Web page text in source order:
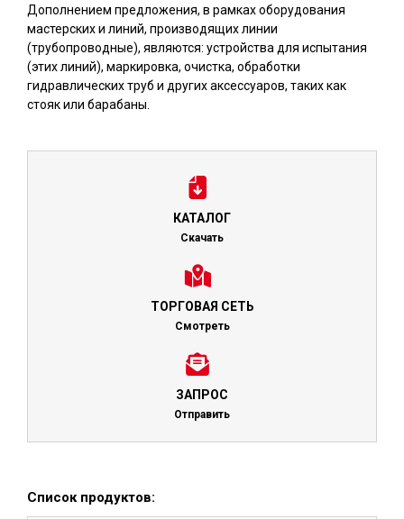
Дополнением предложения, в рамках оборудования
мастерских и линий, производящих линии
(трубопроводные), являются: устройства для испытания
(этих линий), маркировка, очистка, обработки
гидравлических труб и других аксессуаров, таких как
стояк или барабаны.
КАТАЛОГ
Скачать
ТОРГОВАЯ СЕТЬ
Смотреть
ЗАПРОС
Отправить
Список продуктов: